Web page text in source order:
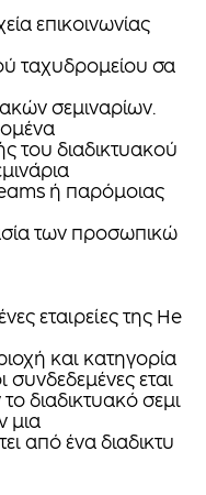
επικοινωνίας
ταχυδρομείου σα
σεμιναρίων.
του διαδικτυακού
ή παρόμοιας
των προσωπικώ
εταιρείες της He
και κατηγορία
συνδεδεμένες εται
το διαδικτυακό σεμι
μια
από ένα διαδικτυ